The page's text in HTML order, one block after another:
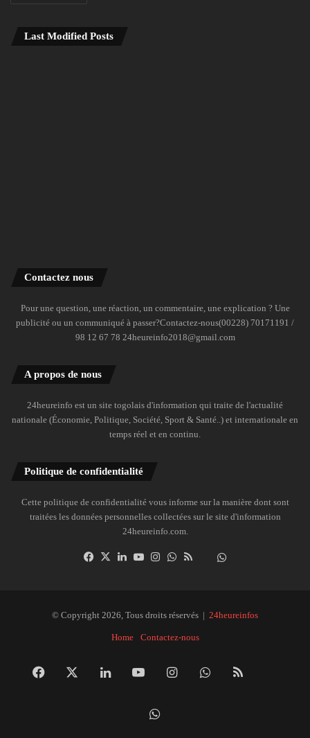
Last Modified Posts
Contactez nous
Pour une question, une réaction, un commentaire, une explication ? Une
publicité ou un communiqué à passer?Contactez-nous(00228) 70171191 /
98 12 67 78 24heureinfo2018@gmail.com
A propos de nous
24heureinfo est un site togolais d'information qui traite de l'actualité
nationale (Économie, Politique, Société, Sport & Santé..) et internationale en
temps réel et en continu.
Politique de confidentialité
Cette politique de confidentialité vous informe sur la manière dont sont
traitées les données personnelles collectées sur le site d'information
24heureinfo.com.
Facebook
X LinkedinYouTubeInstagramWhatsAppDailymotion
© Copyright 2026, Tous droits réservés | 24heureinfos
Home Contactez-nous
Facebook LinkedinYouTubeInstagramWhatsApp
RSS